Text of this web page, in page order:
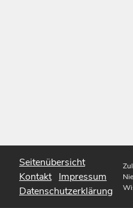
Seitenübersicht
Kontakt Impressum
Datenschutzerklärung